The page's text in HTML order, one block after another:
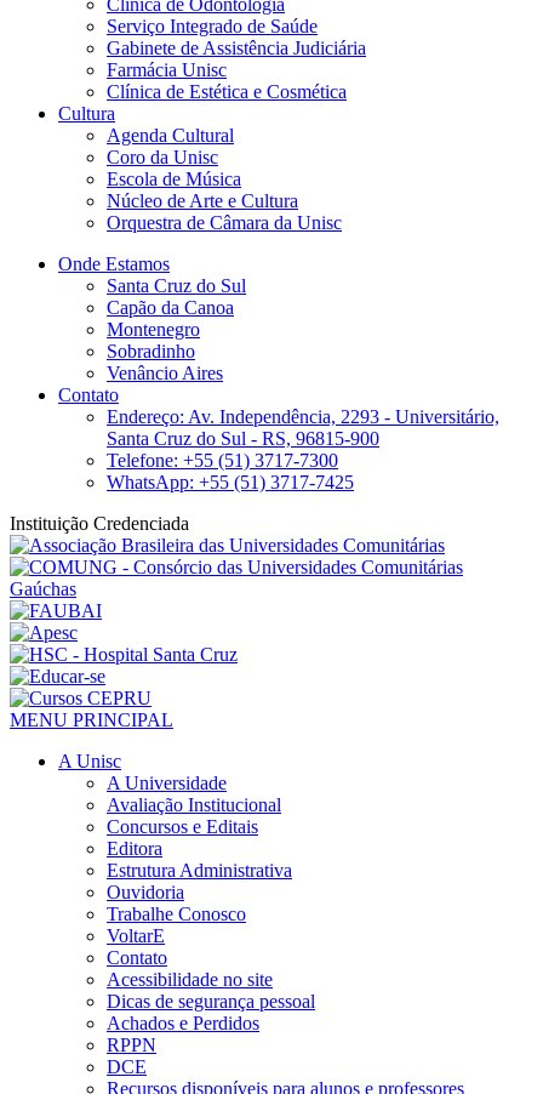
Serviço Integrado de Saúde
Gabinete de Assistência Judiciária
Farmácia Unisc
Clínica de Estética e Cosmética
Cultura
Agenda Cultural
Coro da Unisc
Escola de Música
Núcleo de Arte e Cultura
Orquestra de Câmara da Unisc
Onde Estamos
Santa Cruz do Sul
Capão da Canoa
Montenegro
Sobradinho
Venâncio Aires
Contato
Endereço: Av. Independência, 2293 - Universitário,
Santa Cruz do Sul - RS, 96815-900
Telefone: +55 (51) 3717-7300
WhatsApp: +55 (51) 3717-7425
Instituição Credenciada
MENU PRINCIPAL
A Unisc
A Universidade
Avaliação Institucional
Concursos e Editais
Editora
Estrutura Administrativa
Ouvidoria
Trabalhe Conosco
VoltarE
Contato
Acessibilidade no site
Dicas de segurança pessoal
Achados e Perdidos
RPPN
DCE
Recursos disponíveis para alunos e professores